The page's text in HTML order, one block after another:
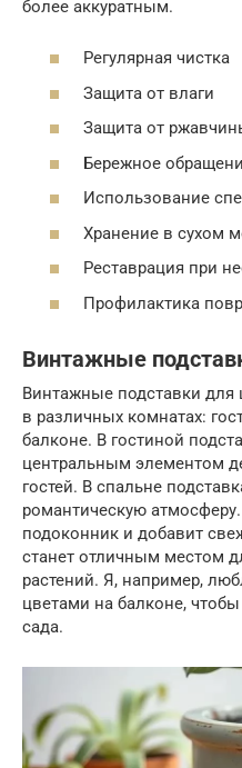
более аккуратным.
Регулярная чистка
Защита от влаги
Защита от
Бережное
Использование
Хранение в сухом
Реставрация при
Профилактика
Винтажные
Винтажные подставки
в различных комнатах:
балконе. В гостиной
центральным элементом
гостей. В спальне
романтическую
подоконник и добавит
станет отличным местом
растений. Я, например,
цветами на балконе,
сада.